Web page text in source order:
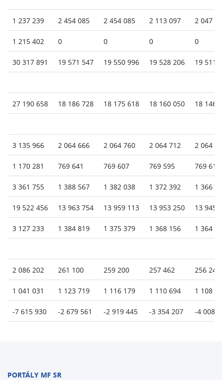
1 237 239 2 454 085 2 454 085 2 113 097 2 047
1 215 402 0 0 0 0
30 317 891 19 571 547 19 550 996 19 528 206 19 511
27 190 658 18 186 728 18 175 618 18 160 050 18 146
3 135 966 2 064 666 2 064 760 2 064 712 2 064
1 170 281 769 641 769 607 769 595 769 611
3 361 755 1 388 567 1 382 038 1 372 392 1 366
19 522 456 13 963 754 13 959 113 13 953 250 13 945
3 127 233 1 384 819 1 375 379 1 368 156 1 364
2 086 202 261 100 259 200 257 462 256 246
1 041 031 1 123 719 1 116 179 1 110 694 1 108
-7 615 930 -2 679 561 -2 919 445 -3 354 207 -4 008
PORTÁLY MF SR